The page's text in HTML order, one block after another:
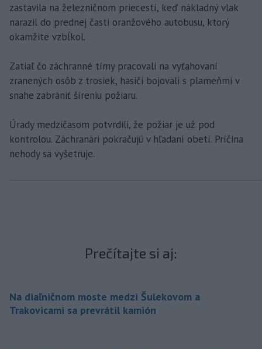
zastavila na železničnom priecestí, keď nákladný vlak
narazil do prednej časti oranžového autobusu, ktorý
okamžite vzbĺkol.
Zatiaľ čo záchranné tímy pracovali na vyťahovaní
zranených osôb z trosiek, hasiči bojovali s plameňmi v
snahe zabrániť šíreniu požiaru.
Úrady medzičasom potvrdili, že požiar je už pod
kontrolou. Záchranári pokračujú v hľadaní obetí. Príčina
nehody sa vyšetruje.
Prečítajte si aj:
Na diaľničnom moste medzi Šulekovom a
Trakovicami sa prevrátil kamión